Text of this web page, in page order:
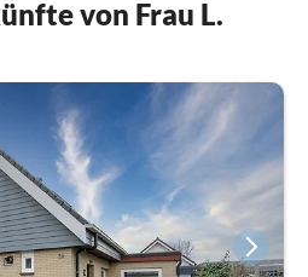
von Frau L.